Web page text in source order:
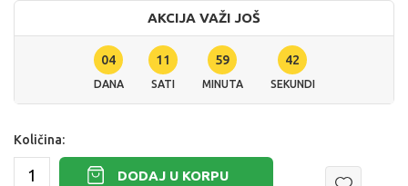
AKCIJA VAŽI JOŠ
04
DANA
11
SATI
59
MINUTA
41
SEKUNDI
Količina:
DODAJ U KORPU